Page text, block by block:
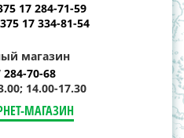
17 284-71-59
17 334-81-54
магазин
284-70-68
14.00-17.30
МАГАЗИН